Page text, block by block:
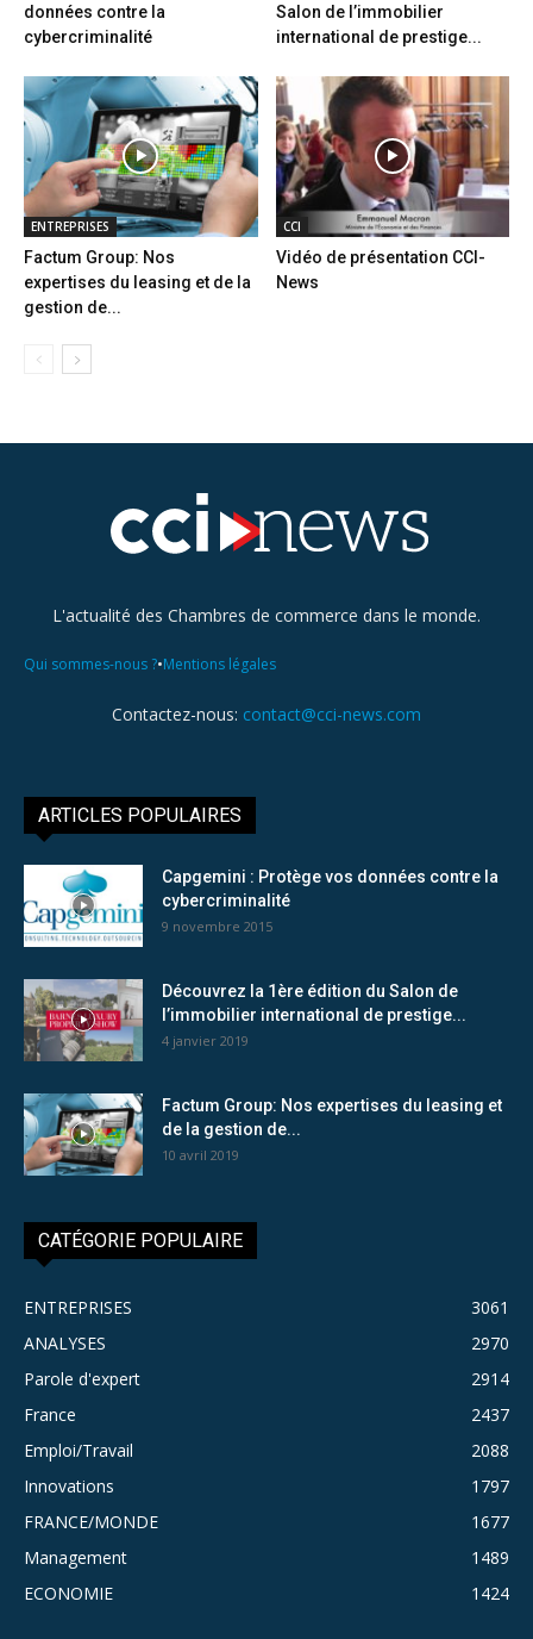
données contre la
cybercriminalité
Salon de l’immobilier
international de prestige...
ENTREPRISES
Factum Group: Nos
expertises du leasing et de la
gestion de...
CCI
Vidéo de présentation CCI-
News
L'actualité des Chambres de commerce dans le monde.
Qui sommes-nous ?•Mentions légales
Contactez-nous: contact@cci-news.com
ARTICLES POPULAIRES
Capgemini : Protège vos données contre la
cybercriminalité
9 novembre 2015
Découvrez la 1ère édition du Salon de
l’immobilier international de prestige...
4 janvier 2019
Factum Group: Nos expertises du leasing et
de la gestion de...
10 avril 2019
CATÉGORIE POPULAIRE
ENTREPRISES
3061
ANALYSES
2970
Parole d'expert
2914
France
2437
Emploi/Travail
2088
Innovations
1797
FRANCE/MONDE
1677
Management
1489
ECONOMIE
1424